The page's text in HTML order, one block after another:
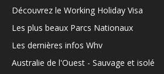
Découvrez le Working Holiday Visa
Les plus beaux Parcs Nationaux
Les dernières infos Whv
Australie de l'Ouest - Sauvage et isolé